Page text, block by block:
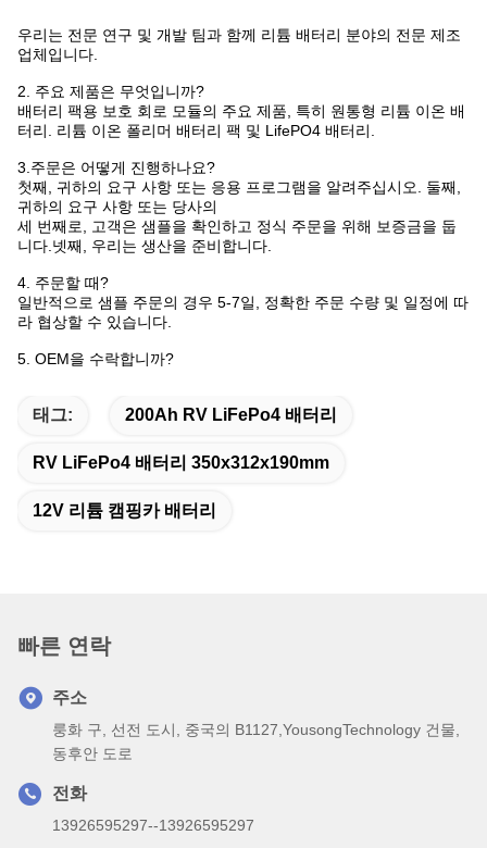
우리는 전문 연구 및 개발 팀과 함께 리튬 배터리 분야의 전문 제조
업체입니다.
2. 주요 제품은 무엇입니까?
배터리 팩용 보호 회로 모듈의 주요 제품, 특히 원통형 리튬 이온 배
터리. 리튬 이온 폴리머 배터리 팩 및 LifePO4 배터리.
3.주문은 어떻게 진행하나요?
첫째, 귀하의 요구 사항 또는 응용 프로그램을 알려주십시오. 둘째,
귀하의 요구 사항 또는 당사의
세 번째로, 고객은 샘플을 확인하고 정식 주문을 위해 보증금을 둡
니다.넷째, 우리는 생산을 준비합니다.
4. 주문할 때?
일반적으로 샘플 주문의 경우 5-7일, 정확한 주문 수량 및 일정에 따
라 협상할 수 있습니다.
5. OEM을 수락합니까?
태그: 200Ah RV LiFePo4 배터리
RV LiFePo4 배터리 350x312x190mm
12V 리튬 캠핑카 배터리
빠른 연락
주소
룽화 구, 선전 도시, 중국의 B1127,YousongTechnology 건물,
동후안 도로
전화
13926595297--13926595297